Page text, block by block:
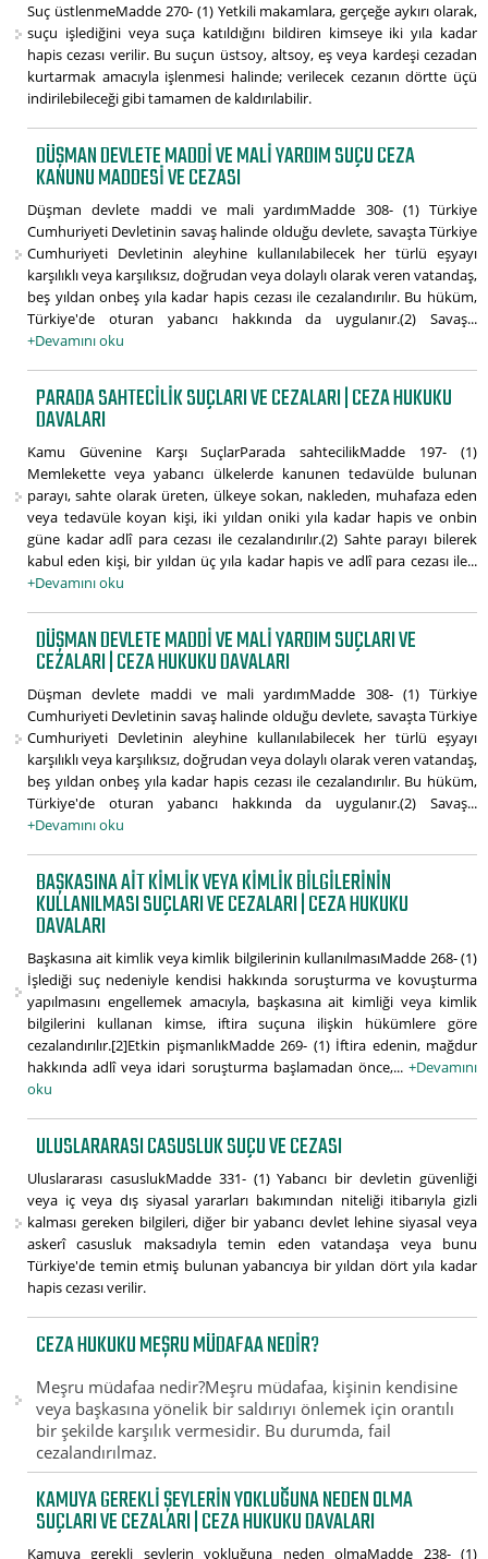
Suç üstlenmeMadde 270- (1) Yetkili makamlara, gerçeğe aykırı olarak,
suçu işlediğini veya suça katıldığını bildiren kimseye iki yıla kadar
hapis cezası verilir. Bu suçun üstsoy, altsoy, eş veya kardeşi cezadan
kurtarmak amacıyla işlenmesi halinde; verilecek cezanın dörtte üçü
indirilebileceği gibi tamamen de kaldırılabilir.
DÜŞMAN DEVLETE MADDI VE MALI YARDIM SUÇU CEZA
KANUNU MADDESI VE CEZASI
Düşman devlete maddi ve mali yardımMadde 308- (1) Türkiye
Cumhuriyeti Devletinin savaş halinde olduğu devlete, savaşta Türkiye
Cumhuriyeti Devletinin aleyhine kullanılabilecek her türlü eşyayı
karşılıklı veya karşılıksız, doğrudan veya dolaylı olarak veren vatandaş,
beş yıldan onbeş yıla kadar hapis cezası ile cezalandırılır. Bu hüküm,
Türkiye'de oturan yabancı hakkında da uygulanır.(2) Savaş...
+Devamını oku
PARADA SAHTECILIK SUÇLARI VE CEZALARI | CEZA HUKUKU
DAVALARI
Kamu Güvenine Karşı SuçlarParada sahtecilikMadde 197- (1)
Memlekette veya yabancı ülkelerde kanunen tedavülde bulunan
parayı, sahte olarak üreten, ülkeye sokan, nakleden, muhafaza eden
veya tedavüle koyan kişi, iki yıldan oniki yıla kadar hapis ve onbin
güne kadar adlî para cezası ile cezalandırılır.(2) Sahte parayı bilerek
kabul eden kişi, bir yıldan üç yıla kadar hapis ve adlî para cezası ile...
+Devamını oku
DÜŞMAN DEVLETE MADDI VE MALI YARDIM SUÇLARI VE
CEZALARI | CEZA HUKUKU DAVALARI
Düşman devlete maddi ve mali yardımMadde 308- (1) Türkiye
Cumhuriyeti Devletinin savaş halinde olduğu devlete, savaşta Türkiye
Cumhuriyeti Devletinin aleyhine kullanılabilecek her türlü eşyayı
karşılıklı veya karşılıksız, doğrudan veya dolaylı olarak veren vatandaş,
beş yıldan onbeş yıla kadar hapis cezası ile cezalandırılır. Bu hüküm,
Türkiye'de oturan yabancı hakkında da uygulanır.(2) Savaş...
+Devamını oku
BAŞKASINA AIT KIMLIK VEYA KIMLIK BILGILERININ
KULLANILMASI SUÇLARI VE CEZALARI | CEZA HUKUKU
DAVALARI
Başkasına ait kimlik veya kimlik bilgilerinin kullanılmasıMadde 268- (1)
İşlediği suç nedeniyle kendisi hakkında soruşturma ve kovuşturma
yapılmasını engellemek amacıyla, başkasına ait kimliği veya kimlik
bilgilerini kullanan kimse, iftira suçuna ilişkin hükümlere göre
cezalandırılır.[2]Etkin pişmanlıkMadde 269- (1) İftira edenin, mağdur
hakkında adlî veya idari soruşturma başlamadan önce,... +Devamını
oku
ULUSLARARASI CASUSLUK SUÇU VE CEZASI
Uluslararası casuslukMadde 331- (1) Yabancı bir devletin güvenliği
veya iç veya dış siyasal yararları bakımından niteliği itibarıyla gizli
kalması gereken bilgileri, diğer bir yabancı devlet lehine siyasal veya
askerî casusluk maksadıyla temin eden vatandaşa veya bunu
Türkiye'de temin etmiş bulunan yabancıya bir yıldan dört yıla kadar
hapis cezası verilir.
CEZA HUKUKU MEŞRU MÜDAFAA NEDIR?
Meşru müdafaa nedir?Meşru müdafaa, kişinin kendisine
veya başkasına yönelik bir saldırıyı önlemek için orantılı
bir şekilde karşılık vermesidir. Bu durumda, fail
cezalandırılmaz.
KAMUYA GEREKLI ŞEYLERIN YOKLUĞUNA NEDEN OLMA
SUÇLARI VE CEZALARI | CEZA HUKUKU DAVALARI
Kamuya gerekli şeylerin yokluğuna neden olmaMadde 238- (1)